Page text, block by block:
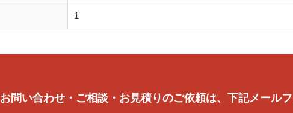
1
お問い合わせ・ご相談・お見積りのご依頼は、下記メールフ